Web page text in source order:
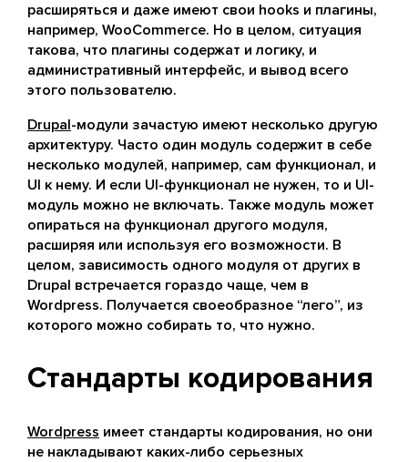
расширяться и даже имеют свои hooks и плагины,
например, WooCommerce. Но в целом, ситуация
такова, что плагины содержат и логику, и
административный интерфейс, и вывод всего
этого пользователю.
Drupal-модули зачастую имеют несколько другую
архитектуру. Часто один модуль содержит в себе
несколько модулей, например, сам функционал, и
UI к нему. И если UI-функционал не нужен, то и UI-
модуль можно не включать. Также модуль может
опираться на функционал другого модуля,
расширяя или используя его возможности. В
целом, зависимость одного модуля от других в
Drupal встречается гораздо чаще, чем в
Wordpress. Получается своеобразное “лего”, из
которого можно собирать то, что нужно.
Стандарты кодирования
Wordpress имеет стандарты кодирования, но они
не накладывают каких-либо серьезных